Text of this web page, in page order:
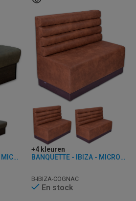
BANQUETTE - SAFRAN - MICROFIBRE
+4 kleuren
BANQUETTE - IBIZA - MICROFIBRE
B-IBIZA-COGNAC
En stock